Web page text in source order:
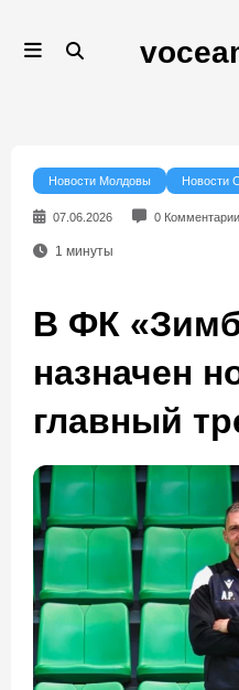
содержимому
Новости Молдовы Новости
07.06.2026 0 Комментарии
1 минуты
В ФК
назначен
главный